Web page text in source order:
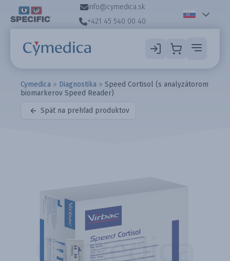
info@cymedica.sk
+421 45 540 00 40
Cymedica » Diagnostika » Speed Cortisol (s analyzátorom
biomarkerov Speed Reader)
Späť na prehľad produktov